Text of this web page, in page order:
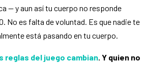
— y aun así tu cuerpo no responde
No es falta de voluntad. Es que nadie te
está pasando en tu cuerpo.
reglas del juego cambian. Y quien no